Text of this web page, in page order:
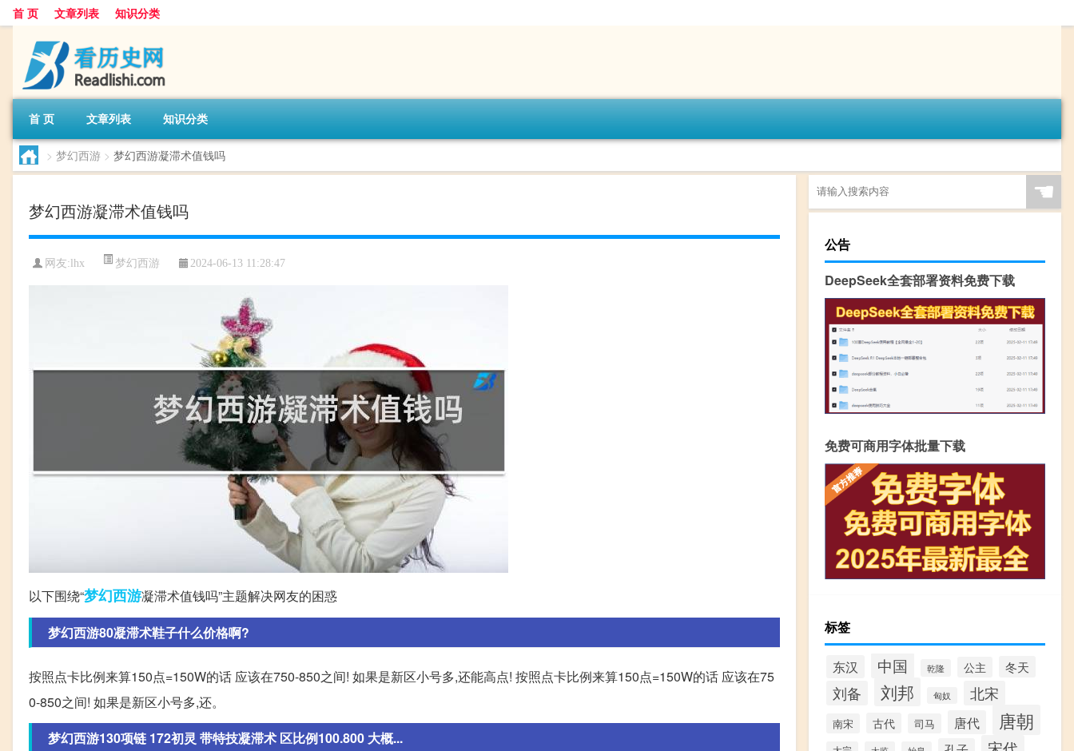
首 页 文章列表 知识分类
首 页 文章列表 知识分类
> 梦幻西游 > 梦幻西游凝滞术值钱吗
梦幻西游凝滞术值钱吗
网友: lhx 梦幻西游 2024-06-13 11:28:47
以下围绕“梦幻西游凝滞术值钱吗”主题解决网友的困惑
梦幻西游80凝滞术鞋子什么价格啊?
按照点卡比例来算150点=150W的话 应该在750-850之间! 如果是新区小号多,还能高点! 按照点卡比例来算150点=150W的话 应该在75
0-850之间! 如果是新区小号多,还。
梦幻西游130项链 172初灵 带特技凝滞术 区比例100.800 大概...
☚
公告
DeepSeek全套部署资料免费下载
免费可商用字体批量下载
标签
东汉 中国 乾隆 公主 冬天
刘备 刘邦 匈奴 北宋
南宋 古代 司马 唐代 唐朝